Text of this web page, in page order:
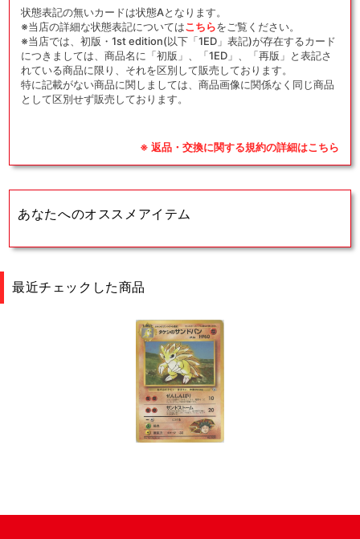
状態表記の無いカードは状態Aとなります。
※当店の詳細な状態表記についてはこちらをご覧ください。
※当店では、初版・1st edition(以下「1ED」表記)が存在するカード
につきましては、商品名に「初版」、「1ED」、「再版」と表記さ
れている商品に限り、それを区別して販売しております。
特に記載がない商品に関しましては、商品画像に関係なく同じ商品
として区別せず販売しております。
※ 返品・交換に関する規約の詳細はこちら
あなたへのオススメアイテム
最近チェックした商品